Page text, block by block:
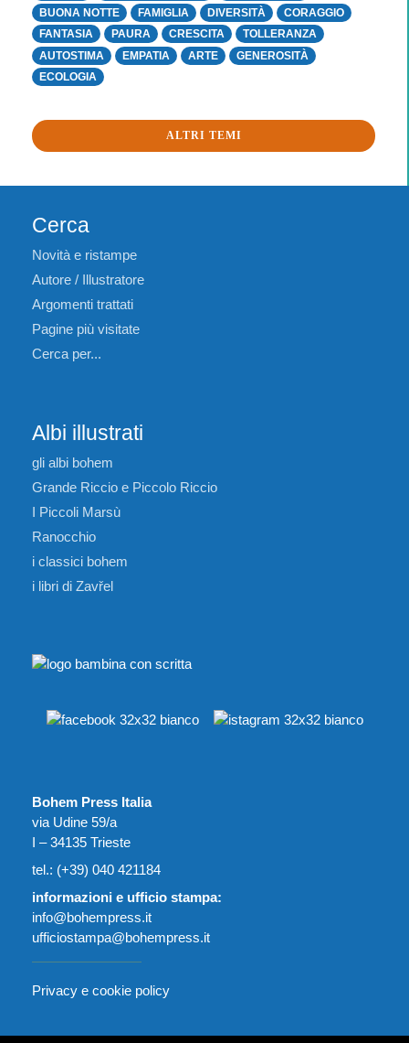
BUONA NOTTE
FAMIGLIA DIVERSITÀ
CORAGGIO
FANTASIA
PAURA CRESCITA
TOLLERANZA
AUTOSTIMA
EMPATIA ARTE
GENEROSITÀ
ECOLOGIA
ALTRI TEMI
Cerca
Novità e ristampe
Autore / Illustratore
Argomenti trattati
Pagine più visitate
Cerca per...
Albi illustrati
gli albi bohem
Grande Riccio e Piccolo Riccio
I Piccoli Marsù
Ranocchio
i classici bohem
i libri di Zavřel
Bohem Press Italia
via Udine 59/a
I – 34135 Trieste
tel.: (+39) 040 421184
informazioni e ufficio stampa:
info@bohempress.it
ufficiostampa@bohempress.it
Privacy e cookie policy